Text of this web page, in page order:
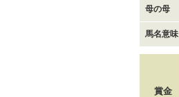
母の母
馬名意味
賞金